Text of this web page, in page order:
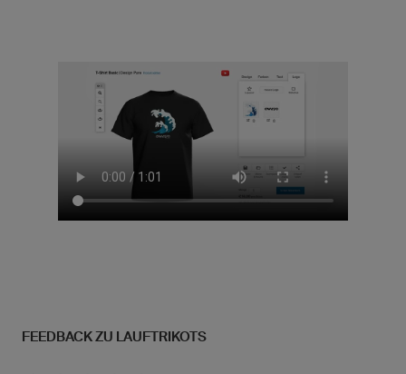
FEEDBACK ZU LAUFTRIKOTS